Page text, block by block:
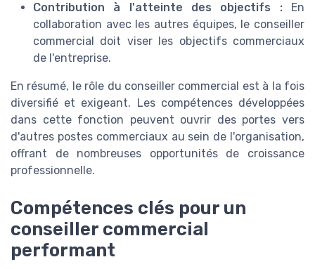
Contribution à l'atteinte des objectifs :En
collaboration avec les autres équipes, le conseiller
commercial doit viser les objectifs commerciaux
de l'entreprise.
En résumé, le rôle du conseiller commercial est à la fois
diversifié et exigeant. Les compétences développées
dans cette fonction peuvent ouvrir des portes vers
d'autres postes commerciaux au sein de l'organisation,
offrant de nombreuses opportunités de croissance
professionnelle.
Compétences clés pour un
conseiller commercial
performant